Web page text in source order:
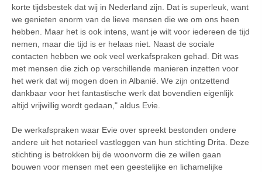
korte tijdsbestek dat wij in Nederland zijn. Dat is superleuk, want
we genieten enorm van de lieve mensen die we om ons heen
hebben. Maar het is ook intens, want je wilt voor iedereen de tijd
nemen, maar die tijd is er helaas niet. Naast de sociale
contacten hebben we ook veel werkafspraken gehad. Dit was
met mensen die zich op verschillende manieren inzetten voor
het werk dat wij mogen doen in Albanië. We zijn ontzettend
dankbaar voor het fantastische werk dat bovendien eigenlijk
altijd vrijwillig wordt gedaan," aldus Evie.
De werkafspraken waar Evie over spreekt bestonden ondere
andere uit het notarieel vastleggen van hun stichting Drita. Deze
stichting is betrokken bij de woonvorm die ze willen gaan
bouwen voor mensen met een geestelijke en lichamelijke